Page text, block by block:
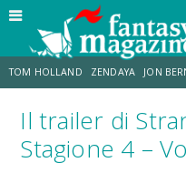
TOM HOLLAND ZENDAYA JON
STRANIMONDI LUCCA COMICS &
Il trailer di
Stagione 4 –